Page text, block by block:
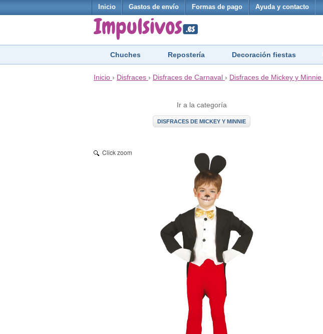
Inicio Gastos de envío Formas de pago Ayuda y contacto
Chuches Repostería Decoración fiestas
Inicio › Disfraces › Disfraces de Carnaval › Disfraces de Mickey y Minnie
Ir a la categoría
DISFRACES DE MICKEY Y MINNIE
Click zoom